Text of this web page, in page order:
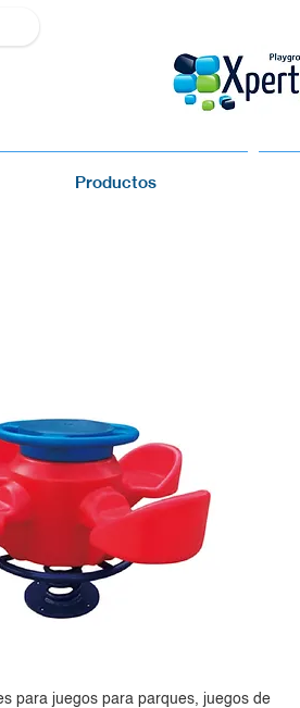
Productos
para juegos para parques, juegos de